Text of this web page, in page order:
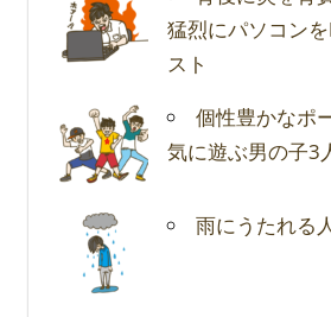
猛烈にパソコン
スト
個性豊かなポ
気に遊ぶ男の子3
雨にうたれる